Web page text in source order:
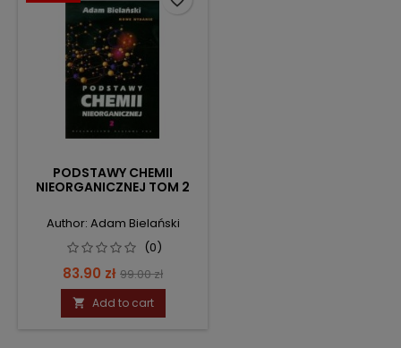
PODSTAWY CHEMII
NIEORGANICZNEJ TOM 2
Author: Adam Bielański
(0)
Price
83.90 zł Regular
price
99.00 zł
 Add to cart